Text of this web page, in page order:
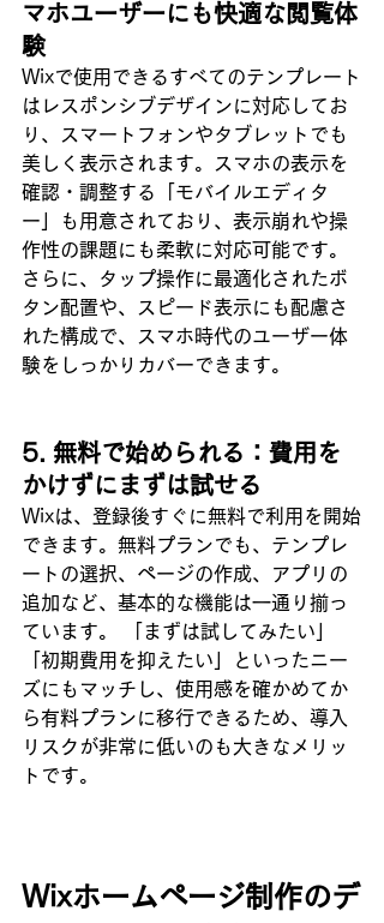
マホユーザーにも快適な閲覧体
験
Wixで使用できるすべてのテンプレート
はレスポンシブデザインに対応してお
り、スマートフォンやタブレットでも
美しく表示されます。スマホの表示を
確認・調整する「モバイルエディタ
ー」も用意されており、表示崩れや操
作性の課題にも柔軟に対応可能です。
さらに、タップ操作に最適化されたボ
タン配置や、スピード表示にも配慮さ
れた構成で、スマホ時代のユーザー体
験をしっかりカバーできます。
5. 無料で始められる：費用を
かけずにまずは試せる
Wixは、登録後すぐに無料で利用を開始
できます。無料プランでも、テンプレ
ートの選択、ページの作成、アプリの
追加など、基本的な機能は一通り揃っ
ています。 「まずは試してみたい」
「初期費用を抑えたい」といったニー
ズにもマッチし、使用感を確かめてか
ら有料プランに移行できるため、導入
リスクが非常に低いのも大きなメリッ
トです。
Wixホームページ制作のデ